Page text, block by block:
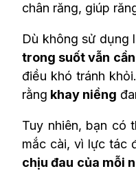
chân răng, giúp
Dù không sử dụng
trong suốt vẫn
điều khó tránh
rằng khay niềng
Tuy nhiên, bạn có
mắc cài, vì lực tác
chịu đau của mỗi